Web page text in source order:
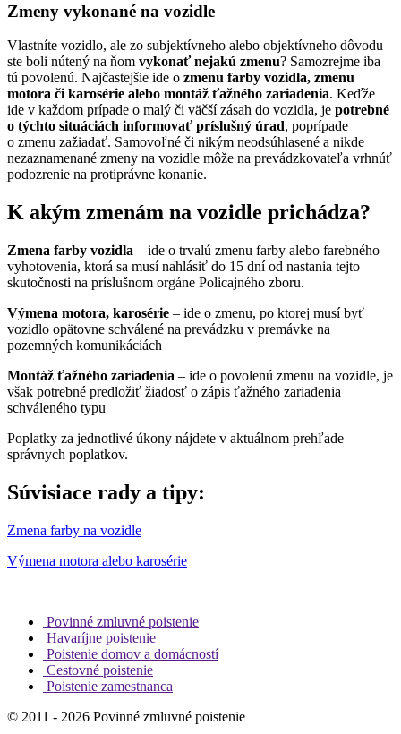
Zmeny vykonané na vozidle
Vlastníte vozidlo, ale zo subjektívneho alebo objektívneho dôvodu
ste boli nútený na ňom vykonať nejakú zmenu? Samozrejme iba
tú povolenú. Najčastejšie ide o zmenu farby vozidla, zmenu
motora či karosérie alebo montáž ťažného zariadenia. Keďže
ide v každom prípade o malý či väčší zásah do vozidla, je potrebné
o týchto situáciách informovať príslušný úrad, poprípade
o zmenu zažiadať. Samovoľné či nikým neodsúhlasené a nikde
nezaznamenané zmeny na vozidle môže na prevádzkovateľa vrhnúť
podozrenie na protiprávne konanie.
K akým zmenám na vozidle prichádza?
Zmena farby vozidla – ide o trvalú zmenu farby alebo farebného
vyhotovenia, ktorá sa musí nahlásiť do 15 dní od nastania tejto
skutočnosti na príslušnom orgáne Policajného zboru.
Výmena motora, karosérie – ide o zmenu, po ktorej musí byť
vozidlo opätovne schválené na prevádzku v premávke na
pozemných komunikáciách
Montáž ťažného zariadenia – ide o povolenú zmenu na vozidle, je
však potrebné predložiť žiadosť o zápis ťažného zariadenia
schváleného typu
Poplatky za jednotlivé úkony nájdete v aktuálnom prehľade
správnych poplatkov.
Súvisiace rady a tipy:
Zmena farby na vozidle
Výmena motora alebo karosérie
Povinné zmluvné poistenie
Havaríjne poistenie
Poistenie domov a domácností
Cestovné poistenie
Poistenie zamestnanca
© 2011 - 2026 Povinné zmluvné poistenie